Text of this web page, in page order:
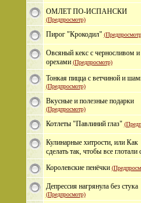
ОМЛЕТ ПО-ИСПАНСКИ
(Предпросмотр)
Пирог "Крокодил"
Овсяный кекс с черносливом и
орехами (Предпросмотр)
Тонкая пицца с ветчиной и
(Предпросмотр)
Вкусные и полезные подарки
(Предпросмотр)
Котлеты "Павлиний глаз"
Кулинарные хитрости, или Как
сделать так, чтобы все
Королевские пенёчки
Депрессия нагрянула без стука
(Предпросмотр)